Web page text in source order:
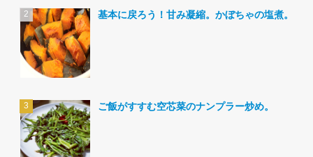
基本に戻ろう！甘み凝縮。かぼちゃの塩煮。
ご飯がすすむ空芯菜のナンプラー炒め。